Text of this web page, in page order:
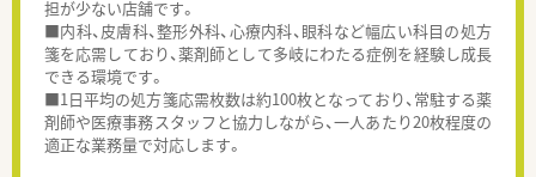
担が少ない店舗です。
■内科、皮膚科、整形外科、心療内科、眼科など幅広い科目の処方
箋を応需しており、薬剤師として多岐にわたる症例を経験し成長
できる環境です。
■1日平均の処方箋応需枚数は約100枚となっており、常駐する薬
剤師や医療事務スタッフと協力しながら、一人あたり20枚程度の
適正な業務量で対応します。